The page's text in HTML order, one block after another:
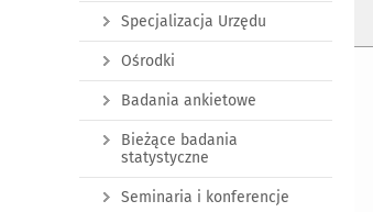
Specjalizacja Urzędu
Ośrodki
Badania ankietowe
Bieżące badania
statystyczne
Seminaria i konferencje